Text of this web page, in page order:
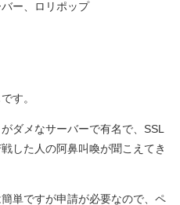
ー、ロリポップ
す。
ダメなサーバーで有名で、SSL
した人の阿鼻叫喚が聞こえてき
単ですが申請が必要なので、ペ